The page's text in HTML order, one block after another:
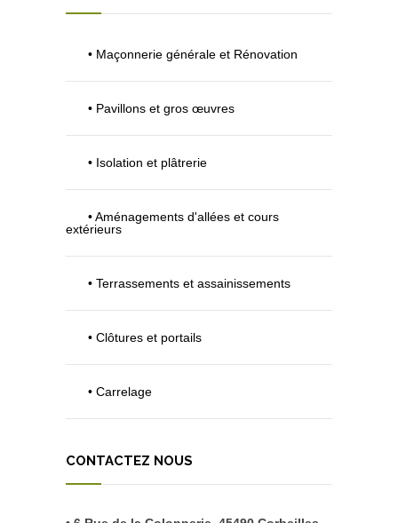
• Maçonnerie générale et Rénovation
• Pavillons et gros œuvres
• Isolation et plâtrerie
• Aménagements d'allées et cours
extérieurs
• Terrassements et assainissements
• Clôtures et portails
• Carrelage
CONTACTEZ NOUS